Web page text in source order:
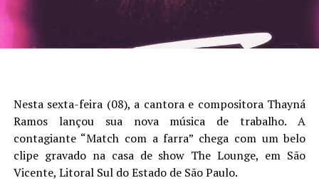
Nesta sexta-feira (08), a cantora e compositora Thayná
Ramos lançou sua nova música de trabalho. A
contagiante “Match com a farra” chega com um belo
clipe gravado na casa de show The Lounge, em São
Vicente, Litoral Sul do Estado de São Paulo.